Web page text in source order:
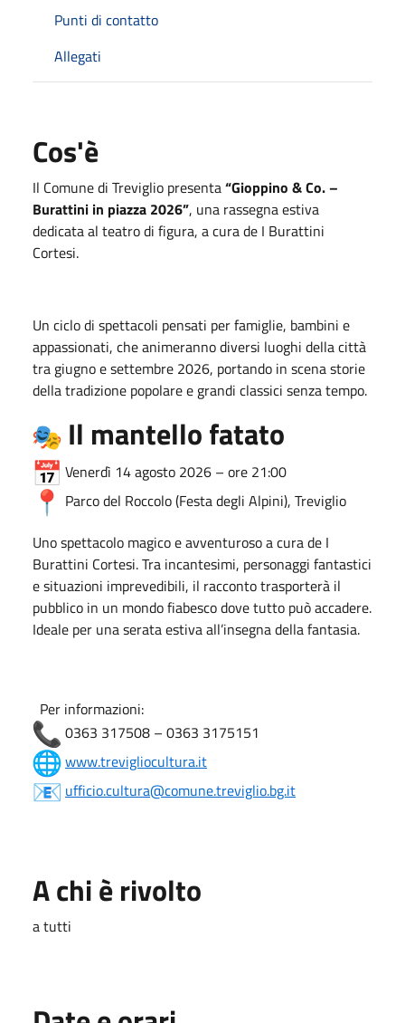
Punti di contatto
Allegati
Cos'è
Il Comune di Treviglio presenta“Gioppino & Co. –
Burattini in piazza 2026”, una rassegna estiva
dedicata al teatro di figura, a cura de I Burattini
Cortesi.
Un ciclo di spettacoli pensati per famiglie, bambini e
appassionati, che animeranno diversi luoghi della città
tra giugno e settembre 2026, portando in scena storie
della tradizione popolare e grandi classici senza tempo.
Il mantello fatato
Venerdì 14 agosto 2026 – ore 21:00
Parco del Roccolo (Festa degli Alpini), Treviglio
Uno spettacolo magico e avventuroso a cura de I
Burattini Cortesi. Tra incantesimi, personaggi fantastici
e situazioni imprevedibili, il racconto trasporterà il
pubblico in un mondo fiabesco dove tutto può accadere.
Ideale per una serata estiva all’insegna della fantasia.
Per informazioni:
0363 317508 – 0363 3175151
www.trevigliocultura.it
ufficio.cultura@comune.treviglio.bg.it
A chi è rivolto
a tutti